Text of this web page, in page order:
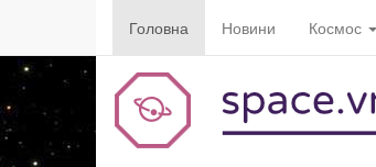
Головна Новини Космос